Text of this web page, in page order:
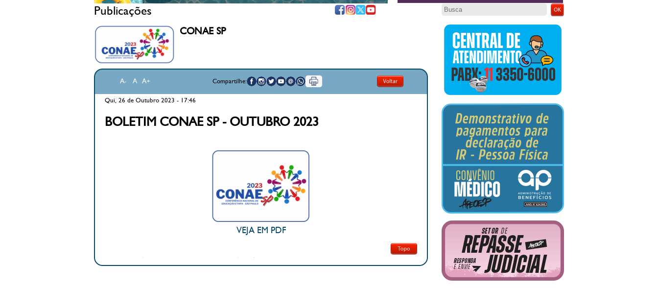
Publicações
CONAE SP
A- A A+ Compartilhe:
Qui, 26 de Outubro 2023 - 17:46
BOLETIM CONAE SP - OUTUBRO 2023
VEJA EM PDF